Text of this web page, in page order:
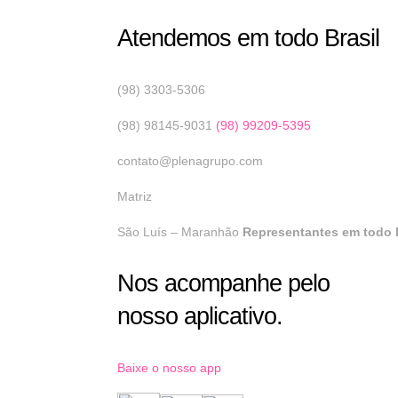
Atendemos em todo Brasil
(98) 3303-5306
(98) 98145-9031 (98) 99209-5395
contato@plenagrupo.com
Matriz
São Luís – Maranhão Representantes em todo
Nos acompanhe pelo
nosso aplicativo.
Baixe o nosso app